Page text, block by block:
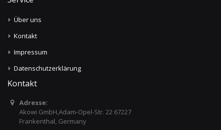
Über uns
Kontakt
Impressum
Datenschutzerklärung
Kontakt
Adresse:
Akowi GmbH,Adam-Opel-Str. 22 67227
Frankenthal, Germany